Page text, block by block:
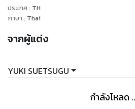
ประเทศ: TH
ภาษา : Thai
จากผู้แต่ง
YUKI SUETSUGU
กำลังโหลด